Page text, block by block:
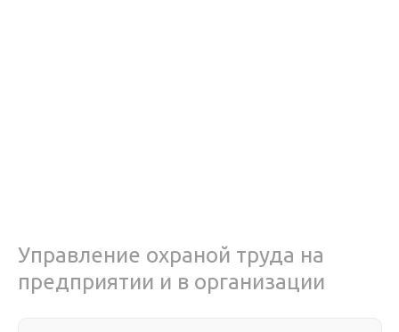
Управление охраной труда на
предприятии и в организации